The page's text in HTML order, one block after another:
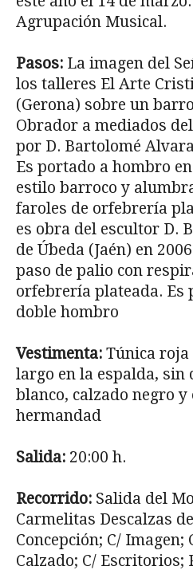
Agrupación Musical.
Pasos: La imagen del
los talleres El Arte
(Gerona) sobre un
Obrador a mediados
por D. Bartolomé
Es portado a hombro
estilo barroco y
faroles de orfebrería
es obra del escultor D.
de Úbeda (Jaén) en
paso de palio con
orfebrería plateada. Es
doble hombro
Vestimenta: Túnica roja
largo en la espalda, sin
blanco, calzado negro
hermandad
Salida: 20:00 h.
Recorrido: Salida del
Carmelitas Descalzas
Concepción; C/ Imagen;
Calzado; C/ Escritorios;